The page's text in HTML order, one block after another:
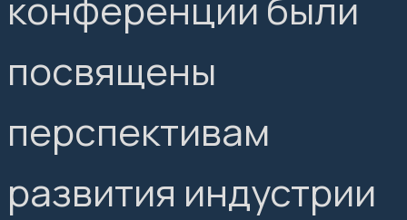
посвящены
перспективам
развития индустрии